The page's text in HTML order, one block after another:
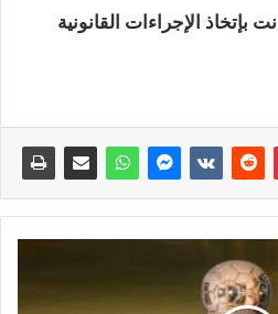
بإتخاذ الإجراءات القانونية